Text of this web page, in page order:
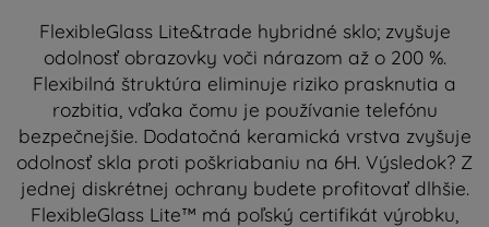
FlexibleGlass Lite&trade hybridné sklo; zvyšuje
odolnosť obrazovky voči nárazom až o 200 %.
Flexibilná štruktúra eliminuje riziko prasknutia a
rozbitia, vďaka čomu je používanie telefónu
bezpečnejšie. Dodatočná keramická vrstva zvyšuje
odolnosť skla proti poškriabaniu na 6H. Výsledok? Z
jednej diskrétnej ochrany budete profitovať dlhšie.
FlexibleGlass Lite™ má poľský certifikát výrobku,